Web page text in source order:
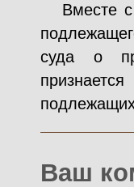
Вместе
суда о
Ваш